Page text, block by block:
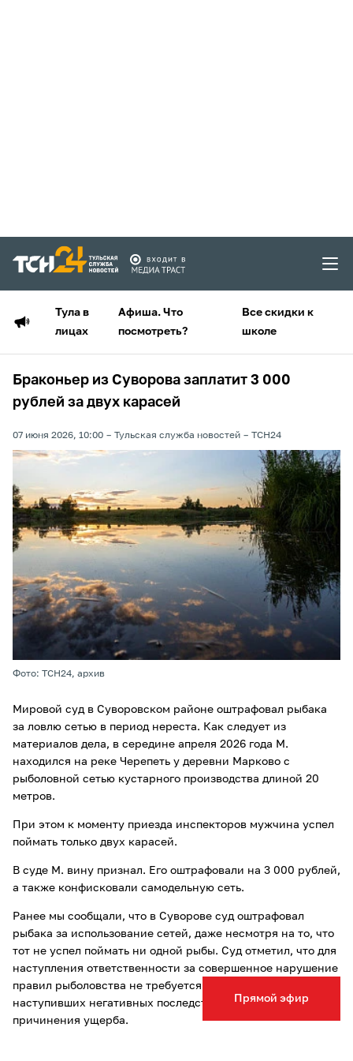
Тула в
лицах
Афиша. Что
посмотреть?
Все скидки к
школе
Прямой эфир
Браконьер из Суворова заплатит 3 000
рублей за двух карасей
07 июня 2026, 10:00 Тульская служба новостей ТСН24
Фото: ТСН24, архив
Мировой суд в Суворовском районе оштрафовал рыбака
за ловлю сетью в период нереста. Как следует из
материалов дела, в середине апреля 2026 года М.
находился на реке Черепеть у деревни Марково с
рыболовной сетью кустарного производства длиной 20
метров.
При этом к моменту приезда инспекторов мужчина успел
поймать только двух карасей.
В суде М. вину признал. Его оштрафовали на 3 000 рублей,
а также конфисковали самодельную сеть.
Ранее мы сообщали, что в Суворове суд оштрафовал
рыбака за использование сетей, даже несмотря на то, что
тот не успел поймать ни одной рыбы. Суд отметил, что для
наступления ответственности за совершенное нарушение
правил рыболовства не требуется установление
наступивших негативных последствий, в том числе
причинения ущерба.